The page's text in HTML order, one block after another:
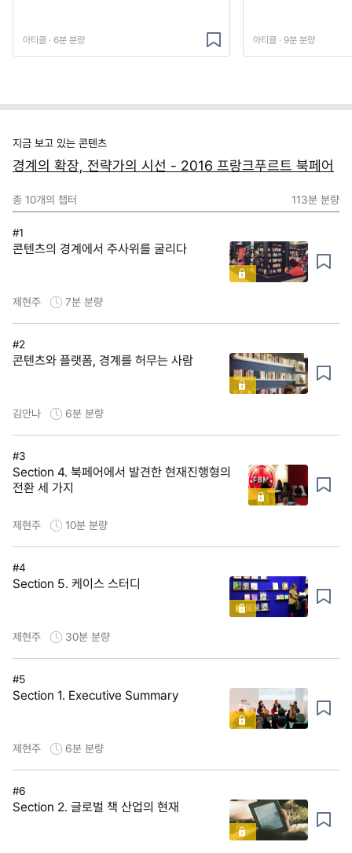
아티클 · 6분 분량 아티클 · 9분 분량
지금 보고 있는 콘텐츠
경계의 확장, 전략가의 시선 - 2016 프랑크푸르트 북페어
총 10개의 챕터 113분 분량
#1
콘텐츠의 경계에서 주사위를 굴리다
제현주 7분 분량
#2
콘텐츠와 플랫폼, 경계를 허무는 사람
김안나 6분 분량
#3
Section 4. 북페어에서 발견한 현재진행형의
전환 세 가지
제현주 10분 분량
#4
Section 5. 케이스 스터디
제현주 30분 분량
#5
Section 1. Executive Summary
제현주 6분 분량
#6
Section 2. 글로벌 책 산업의 현재